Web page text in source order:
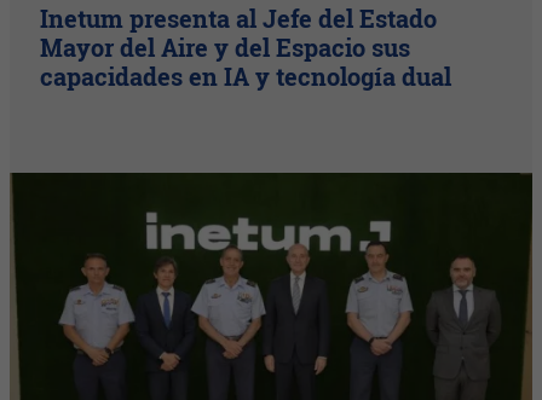
Inetum presenta al Jefe del Estado
Mayor del Aire y del Espacio sus
capacidades en IA y tecnología dual